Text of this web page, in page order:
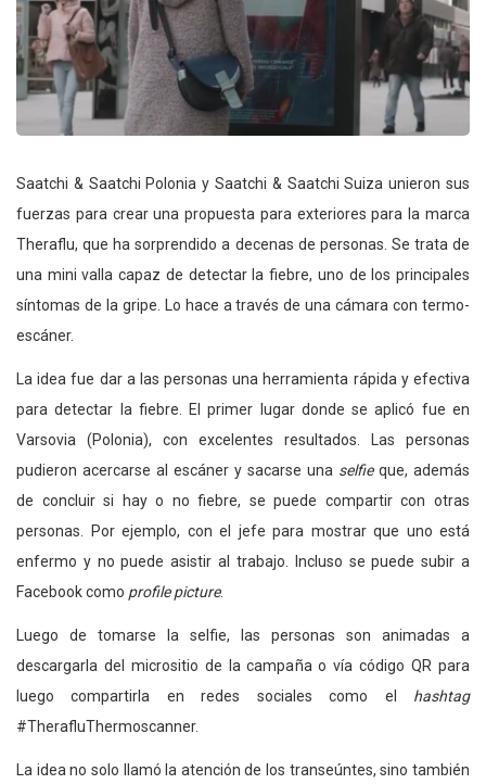
Saatchi & Saatchi Polonia y Saatchi & Saatchi Suiza unieron sus
fuerzas para crear una propuesta para exteriores para la marca
Theraflu, que ha sorprendido a decenas de personas. Se trata de
una mini valla capaz de detectar la fiebre, uno de los principales
síntomas de la gripe. Lo hace a través de una cámara con termo-
escáner.
La idea fue dar a las personas una herramienta rápida y efectiva
para detectar la fiebre. El primer lugar donde se aplicó fue en
Varsovia (Polonia), con excelentes resultados. Las personas
pudieron acercarse al escáner y sacarse una selfie que, además
de concluir si hay o no fiebre, se puede compartir con otras
personas. Por ejemplo, con el jefe para mostrar que uno está
enfermo y no puede asistir al trabajo. Incluso se puede subir a
Facebook como profile picture.
Luego de tomarse la selfie, las personas son animadas a
descargarla del micrositio de la campaña o vía código QR para
luego compartirla en redes sociales como el hashtag
#TherafluThermoscanner.
La idea no solo llamó la atención de los transeúntes, sino también